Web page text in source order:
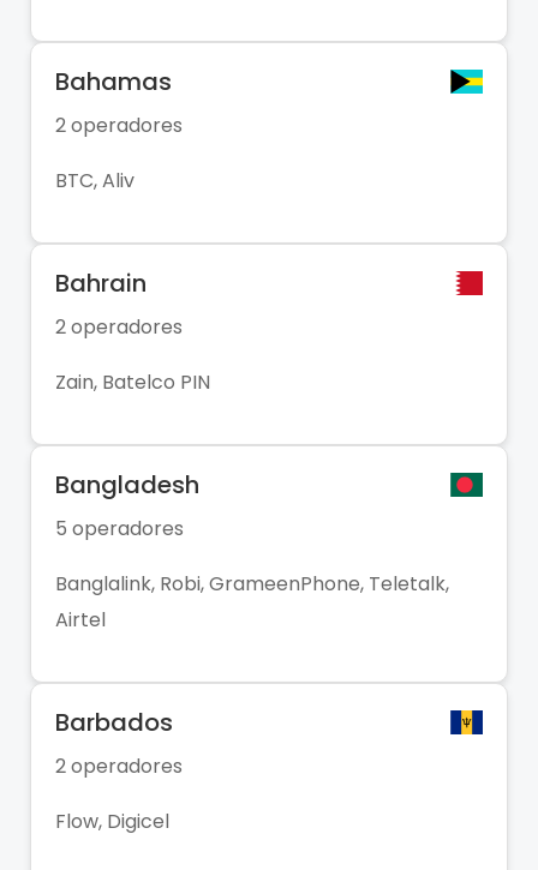
Bahamas
2 operadores
BTC, Aliv
Bahrain
2 operadores
Zain, Batelco PIN
Bangladesh
5 operadores
Banglalink, Robi, GrameenPhone, Teletalk,
Airtel
Barbados
2 operadores
Flow, Digicel